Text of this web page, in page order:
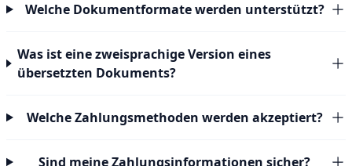
Welche Dokumentformate werden unterstützt?
Was ist eine zweisprachige Version eines
übersetzten Dokuments?
Welche Zahlungsmethoden werden akzeptiert?
Sind meine Zahlungsinformationen sicher?